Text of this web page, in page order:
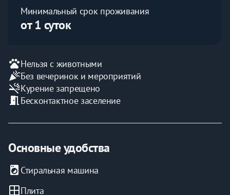
Большая раковина с сушкой для посуды
Смарт тв в кухне и спальне
Минимальный срок проживания
от 1 суток
petsНельзя с животными
celebrationБез вечеринок и мероприятий
smoke_freeКурение запрещено
meeting_room Бесконтактное заселение
Основные удобства
local_laundry_service Стиральная машина
windowПлита